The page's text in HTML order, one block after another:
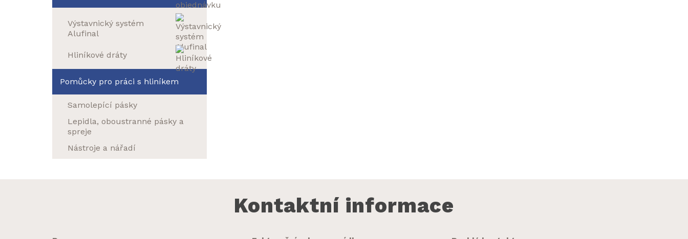
Výstavnický systém
Alufinal
Hliníkové dráty
Pomůcky pro práci s hliníkem
Samolepící pásky
Lepidla, oboustranné pásky a
spreje
Nástroje a nářadí
Kontaktní informace